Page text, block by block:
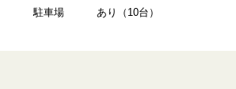
駐車場 あり（10台）